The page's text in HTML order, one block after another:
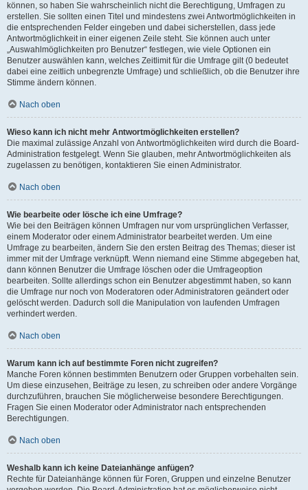
können, so haben Sie wahrscheinlich nicht die Berechtigung, Umfragen zu
erstellen. Sie sollten einen Titel und mindestens zwei Antwortmöglichkeiten in
die entsprechenden Felder eingeben und dabei sicherstellen, dass jede
Antwortmöglichkeit in einer eigenen Zeile steht. Sie können auch unter
„Auswahlmöglichkeiten pro Benutzer“ festlegen, wie viele Optionen ein
Benutzer auswählen kann, welches Zeitlimit für die Umfrage gilt (0 bedeutet
dabei eine zeitlich unbegrenzte Umfrage) und schließlich, ob die Benutzer ihre
Stimme ändern können.
Nach oben
Wieso kann ich nicht mehr Antwortmöglichkeiten erstellen?
Die maximal zulässige Anzahl von Antwortmöglichkeiten wird durch die Board-
Administration festgelegt. Wenn Sie glauben, mehr Antwortmöglichkeiten als
zugelassen zu benötigen, kontaktieren Sie einen Administrator.
Nach oben
Wie bearbeite oder lösche ich eine Umfrage?
Wie bei den Beiträgen können Umfragen nur vom ursprünglichen Verfasser,
einem Moderator oder einem Administrator bearbeitet werden. Um eine
Umfrage zu bearbeiten, ändern Sie den ersten Beitrag des Themas; dieser ist
immer mit der Umfrage verknüpft. Wenn niemand eine Stimme abgegeben hat,
dann können Benutzer die Umfrage löschen oder die Umfrageoption
bearbeiten. Sollte allerdings schon ein Benutzer abgestimmt haben, so kann
die Umfrage nur noch von Moderatoren oder Administratoren geändert oder
gelöscht werden. Dadurch soll die Manipulation von laufenden Umfragen
verhindert werden.
Nach oben
Warum kann ich auf bestimmte Foren nicht zugreifen?
Manche Foren können bestimmten Benutzern oder Gruppen vorbehalten sein.
Um diese einzusehen, Beiträge zu lesen, zu schreiben oder andere Vorgänge
durchzuführen, brauchen Sie möglicherweise besondere Berechtigungen.
Fragen Sie einen Moderator oder Administrator nach entsprechenden
Berechtigungen.
Nach oben
Weshalb kann ich keine Dateianhänge anfügen?
Rechte für Dateianhänge können für Foren, Gruppen und einzelne Benutzer